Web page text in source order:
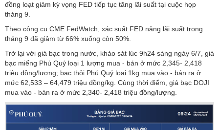
đồng loạt giảm kỳ vọng FED tiếp tục tăng lãi suất tại cuộc họp
tháng 9.
Theo công cụ CME FedWatch, xác suất FED nâng lãi suất trong
tháng 9 đã giảm từ 66% xuống còn 50%.
Trở lại với giá bạc trong nước, khảo sát lúc 9h24 sáng ngày 6/7, giá
bạc miếng Phú Quý loại 1 lượng mua - bán ở mức 2,345- 2,418
triệu đồng/lượng; bạc thỏi Phú Quý loại 1kg mua vào - bán ra ở
mức 62,533 – 64,479 triệu đồng/kg. Cùng thời điểm, giá bạc DOJI
mua vào - bán ra ở mức 2,340- 2,418 triệu đồng/lượng.